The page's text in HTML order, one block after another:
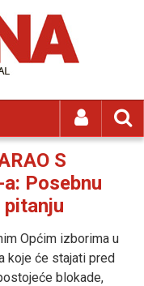
S
a: Posebnu
Općim izborima u
koje će stajati pred
blokade,